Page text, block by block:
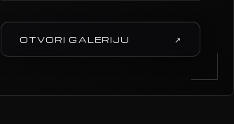
OTVORI GALERIJU ↗